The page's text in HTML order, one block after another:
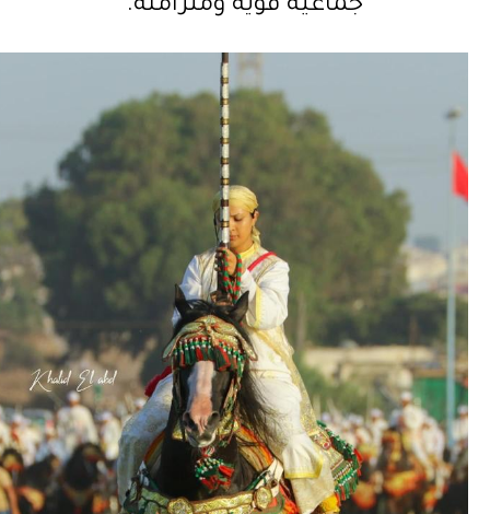
جماعية قوية ومتزامنة.